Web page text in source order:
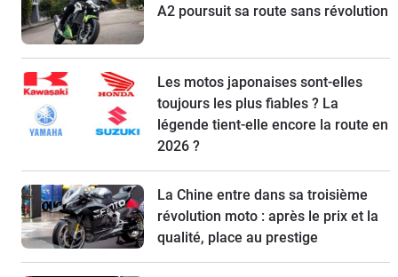
A2 poursuit sa route sans révolution
Les motos japonaises sont-elles
toujours les plus fiables ? La
légende tient-elle encore la route en
2026 ?
La Chine entre dans sa troisième
révolution moto : après le prix et la
qualité, place au prestige